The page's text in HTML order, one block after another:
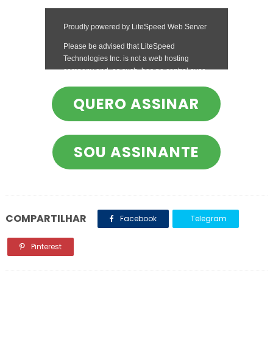
QUERO ASSINAR
SOU ASSINANTE
COMPARTILHAR Facebook Telegram
Pinterest